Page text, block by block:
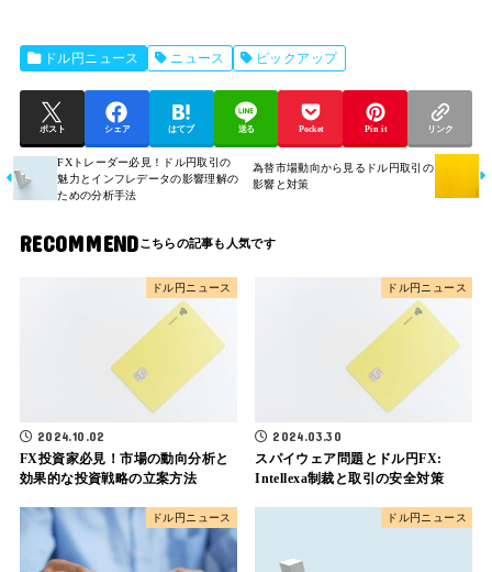
ドル円ニュース ニュース ピックアップ
ポスト シェア はてブ 送る Pocket Pin it リンク
FXトレーダー必見！ドル円取引の
魅力とインフレデータの影響理解の
ための分析手法
為替市場動向から見るドル円取引の
影響と対策
RECOMMEND
ドル円ニュース
2024.10.02
FX投資家必見！市場の動向分析と
効果的な投資戦略の立案方法
ドル円ニュース
2024.03.30
スパイウェア問題とドル円FX:
Intellexa制裁と取引の安全対策
ドル円ニュース ドル円ニュース